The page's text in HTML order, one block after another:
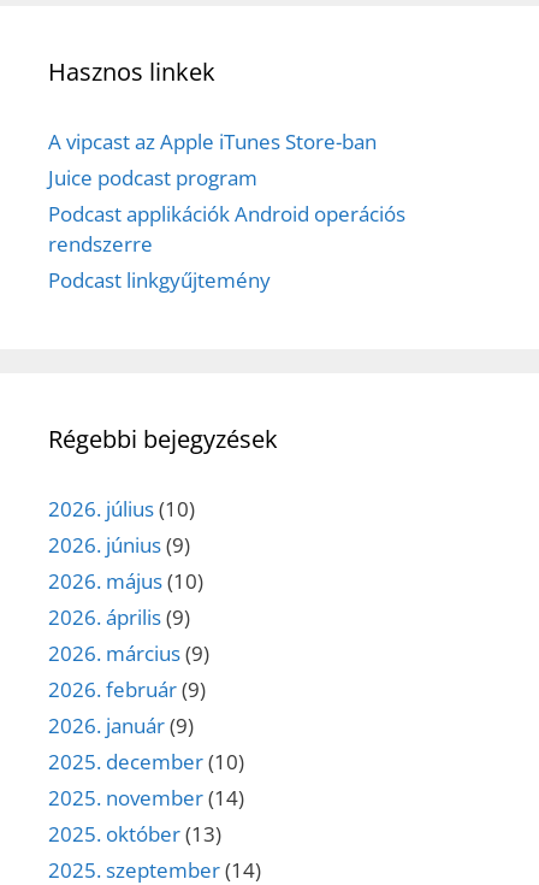
Hasznos linkek
A vipcast az Apple iTunes Store-ban
Juice podcast program
Podcast applikációk Android operációs
rendszerre
Podcast linkgyűjtemény
Régebbi bejegyzések
2026. július(10)
2026. június(9)
2026. május(10)
2026. április(9)
2026. március(9)
2026. február(9)
2026. január(9)
2025. december(10)
2025. november(14)
2025. október(13)
2025. szeptember(14)